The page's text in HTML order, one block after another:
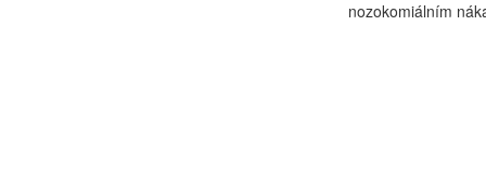
nozokomiálním